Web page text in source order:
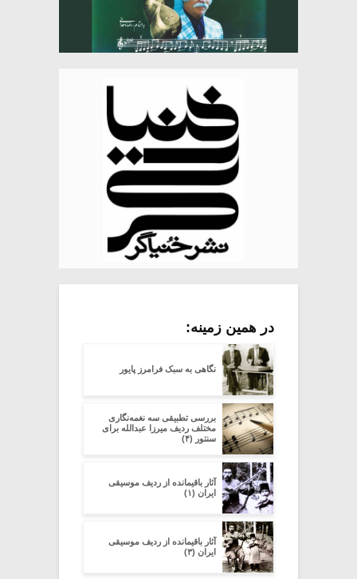
در همین زمینه:
نگاهی به سبک فرامرز پایور
بررسی تطبیقی سه نغمه‌نگاری
مختلف ردیف میرزا عبدالله برای
سنتور (۴)
آثار باقیمانده از ردیف موسیقی
ایران (۱)
آثار باقیمانده از ردیف موسیقی
ایران (۳)